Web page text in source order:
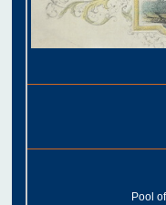
Pool